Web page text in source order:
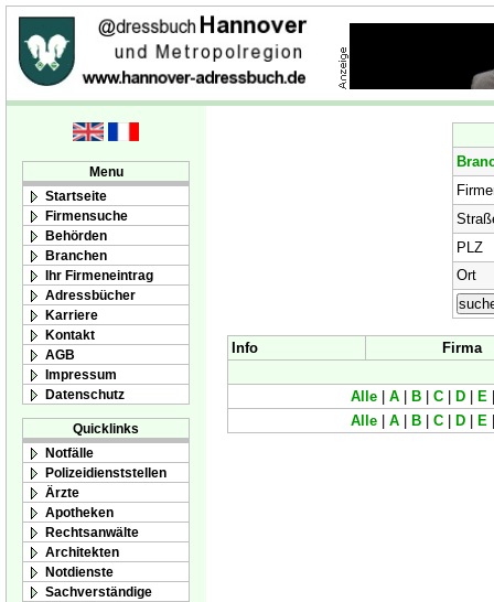
Menu
Startseite
Firmensuche
Behörden
Branchen
Ihr Firmeneintrag
Adressbücher
Karriere
Kontakt
AGB
Impressum
Datenschutz
Quicklinks
Notfälle
Polizeidienststellen
Ärzte
Apotheken
Rechtsanwälte
Architekten
Notdienste
Sachverständige
PLZ
Ort
Info Firma
Alle A B C D E
Alle
A B C D E